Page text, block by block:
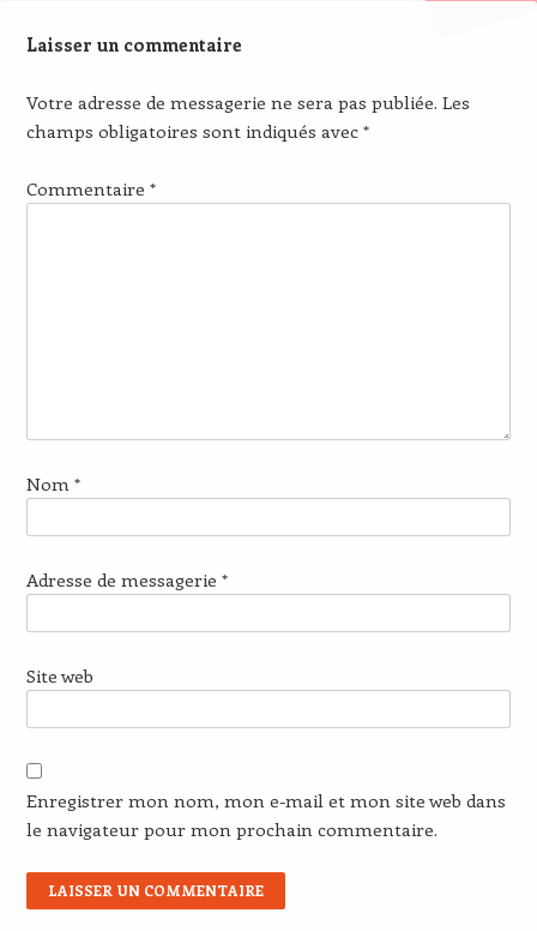
Laisser un commentaire
Votre adresse de messagerie ne sera pas publiée. Les
champs obligatoires sont indiqués avec *
Commentaire *
Nom *
Adresse de messagerie *
Site web
Enregistrer mon nom, mon e-mail et mon site web dans
le navigateur pour mon prochain commentaire.